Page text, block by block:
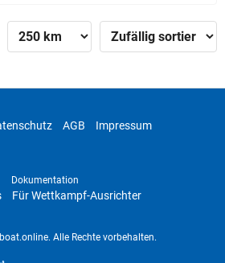
AGB Impressum
Dokumentation
Für Wettkampf-Ausrichter
Alle Rechte vorbehalten.